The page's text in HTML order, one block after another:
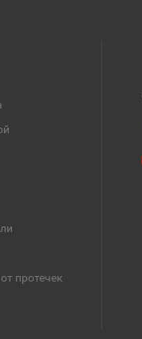
протечек